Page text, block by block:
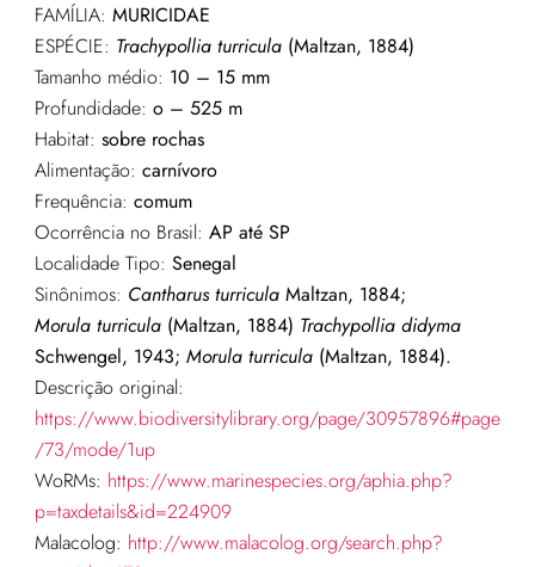
FAMÍLIA: MURICIDAE
ESPÉCIE: Trachypollia turricula(Maltzan, 1884)
Tamanho médio: 10 – 15 mm
Profundidade: o – 525 m
Habitat: sobre rochas
Alimentação: carnívoro
Frequência: comum
Ocorrência no Brasil: AP até SP
Localidade Tipo: Senegal
Sinônimos: Cantharus turriculaMaltzan, 1884;
Morula turricula(Maltzan, 1884) Trachypollia didyma
Schwengel, 1943; Morula turricula(Maltzan, 1884).
Descrição original:
https://www.biodiversitylibrary.org/page/30957896#page
/73/mode/1up
WoRMs: https://www.marinespecies.org/aphia.php?
p=taxdetails&id=224909
Malacolog: http://www.malacolog.org/search.php?